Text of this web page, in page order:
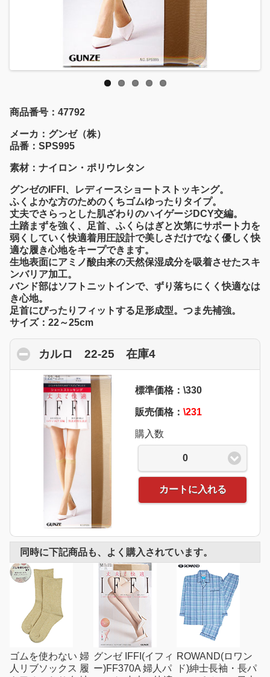
商品番号：47792
メーカ：グンゼ（株）
品番：SPS995
素材：ナイロン・ポリウレタン
グンゼのIFFI、レディースショートストッキング。
ふくよかな方のためのくちゴムゆったりタイプ。
丈夫でさらっとした肌ざわりのハイゲージDCY交編。
土踏まずを強く、足首、ふくらはぎと次第にサポート力を
弱くしていく快適着用圧設計で美しさだけでなく優しく快
適な履き心地をキープできます。
生地表面にアミノ酸由来の天然保湿成分を吸着させたスキ
ンバリア加工。
バンド部はソフトニットインで、ずり落ちにくく快適なは
き心地。
足首にぴったりフィットする足形成型。つま先補強。
サイズ：22～25cm
カルロ 22-25 在庫4click to collapse
標準価格：\330
販売価格： \231
購入数
0
カートに入れる
同時に下記商品も、よく購入されています。
ゴムを使わない 婦
人リブソックス 履
グンゼ IFFI(イフィ
ー)FF370A 婦人パ
ROWAND(ロワン
ド)紳士長袖・長パ